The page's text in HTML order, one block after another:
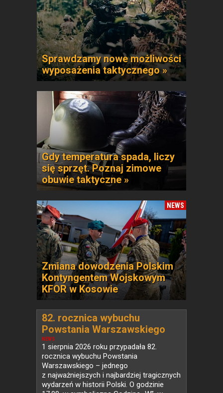
Sprawdzamy nowe możliwości
wyposażenia taktycznego »
Gdy temperatura spada, liczy
się sprzęt. Poznaj zimowe
obuwie taktyczne »
NEWS
Zmiana dowodzenia Polskim
Kontyngentem Wojskowym
KFOR w Kosowie
NEWS
82. rocznica wybuchu
Powstania Warszawskiego
1 sierpnia 2026 roku przypadała 82.
rocznica wybuchu Powstania
Warszawskiego – jednego
z najważniejszych i najbardziej tragicznych
wydarzeń w historii Polski. O godzinie